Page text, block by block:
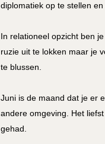
diplomatiek op te stellen
In relationeel opzicht ben
ruzie uit te lokken maar je
te blussen.
Juni is de maand dat je er
andere omgeving. Het
gehad.